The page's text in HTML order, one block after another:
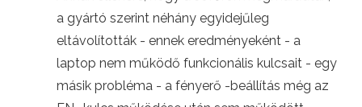
a gyártó szerint néhány egyidejűleg
eltávolították - ennek eredményeként - a
laptop nem működő funkcionális kulcsait - egy
másik probléma - a fényerő -beállítás még az